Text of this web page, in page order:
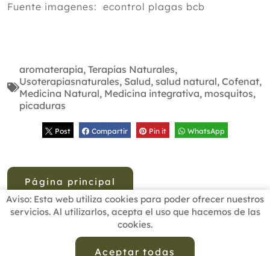
Fuente imagenes: econtrol plagas bcb
aromaterapia, Terapias Naturales,
Usoterapiasnaturales, Salud, salud natural, Cofenat,
Medicina Natural, Medicina integrativa, mosquitos,
picaduras
Post Compartir Pin it WhatsApp
Página principal
Aviso: Esta web utiliza cookies para poder ofrecer nuestros
servicios. Al utilizarlos, acepta el uso que hacemos de las
cookies.
Aceptar todas
BUSCADOR PROFESIONALES
ESCUELAS RECOMENDADAS